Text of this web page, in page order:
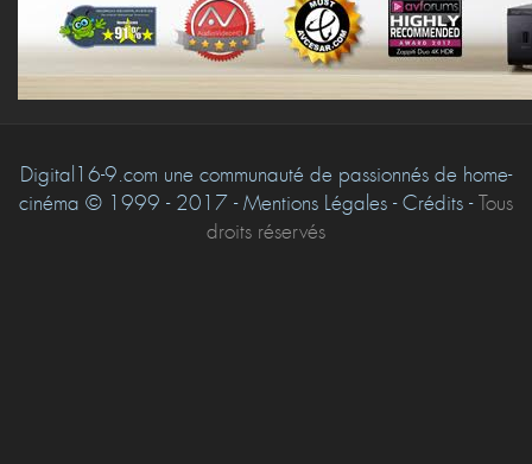
Digital16-9.com une communauté de passionnés de home-
cinéma © 1999 - 2017 - Mentions Légales - Crédits -Tous
droits réservés